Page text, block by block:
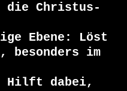
die Christus-
Ebene: Löst
im
Hilft dabei,